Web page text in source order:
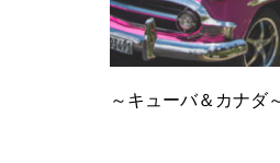
～キューバ＆カナダ